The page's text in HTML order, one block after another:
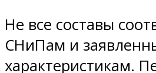
Не все составы
СНиПам и
характеристикам.